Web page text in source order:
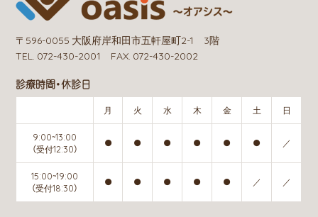
〒596-0055 大阪府岸和田市五軒屋町2-1 3階
TEL. 072-430-2001 FAX. 072-430-2002
診療時間・休診日
月 火 水 木 金 土 日
9:00~13:00
（受付12:30）
● ● ● ● ● ● ／
15:00~19:00
（受付18:30）
● ● ● ● ● ／ ／